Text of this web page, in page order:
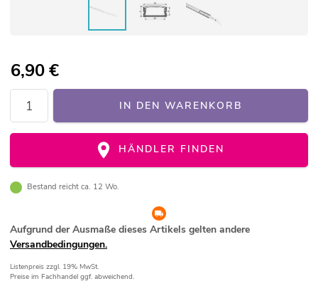
6,90€
IN DEN WARENKORB
HÄNDLER FINDEN
Bestand reicht ca. 12 Wo.
Aufgrund der Ausmaße dieses Artikels gelten andere
Versandbedingungen.
Listenpreis zzgl. 19% MwSt.
Preise im Fachhandel ggf. abweichend.